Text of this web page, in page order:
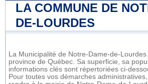
LA COMMUNE DE
DE-LOURDES
La Municipalité de Notre-Dame-de-
province de Québec. Sa superficie, sa
informations clés sont répertoriées ci-
Pour toutes vos démarches